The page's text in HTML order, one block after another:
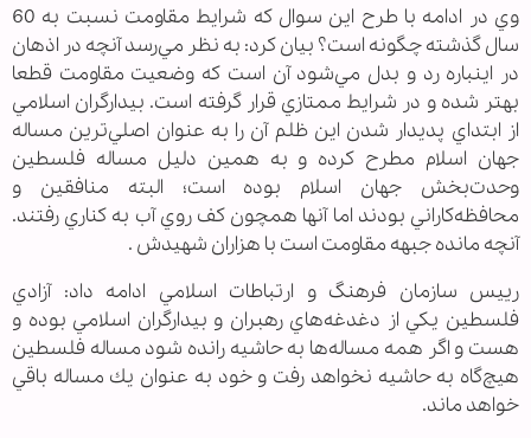
وي در ادامه با طرح اين سوال كه شرايط مقاومت نسبت به 60
سال گذشته چگونه است؟ بيان كرد: به نظر مي‌رسد آنچه در اذهان
در اين‏باره رد و بدل مي‌شود آن است كه وضعيت مقاومت قطعا
بهتر شده و در شرايط ممتازي قرار گرفته است. بيدارگران اسلامي
از ابتداي پديدار شدن اين ظلم آن را به عنوان اصلي‌ترين مساله
جهان اسلام مطرح كرده و به همين دليل مساله فلسطين
وحدت‌بخش جهان اسلام بوده است؛ البته منافقين و
محافظه‌كاراني بودند اما آنها همچون كف روي آب به كناري رفتند.
آنچه مانده جبهه مقاومت است با هزاران شهيدش .
رييس سازمان فرهنگ و ارتباطات اسلامي ادامه داد: آزادي
فلسطين يكي از دغدغه‌هاي رهبران و بيدارگران اسلامي بوده و
هست و اگر همه مساله‌ها به حاشيه رانده شود مساله فلسطين
هيچ‌گاه به حاشيه نخواهد رفت و خود به عنوان يك مساله باقي
خواهد ماند.